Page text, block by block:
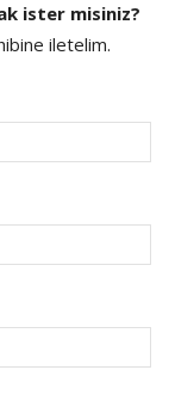
ister misiniz?
iletelim.